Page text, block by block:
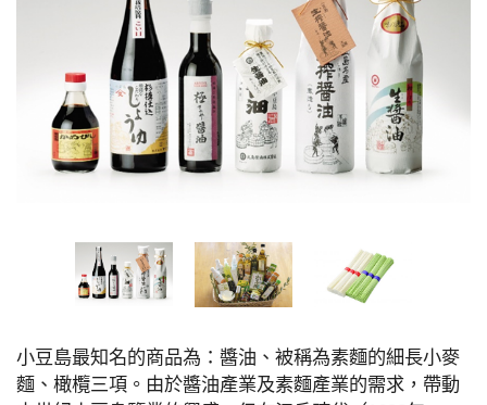
小豆島最知名的商品為：醬油、被稱為素麵的細長小麥
麵、橄欖三項。由於醬油產業及素麵產業的需求，帶動